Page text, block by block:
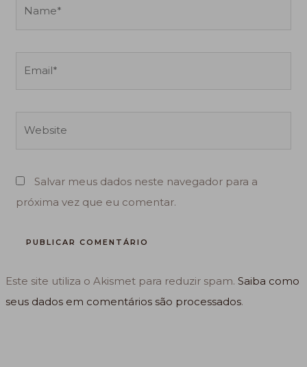
Salvar meus dados neste navegador para a
próxima vez que eu comentar.
Este site utiliza o Akismet para reduzir spam.Saiba como
seus dados em comentários são processados.